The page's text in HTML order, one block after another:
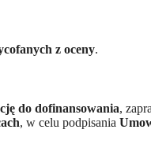
z oceny.
do dofinansowania,
, w celu podpisania